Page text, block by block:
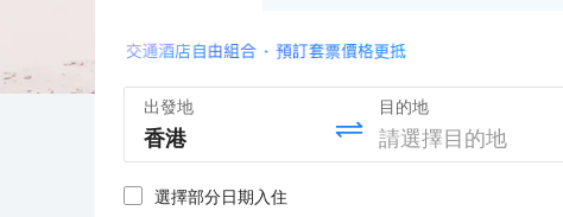
出發地 目的地
選擇部分日期入住